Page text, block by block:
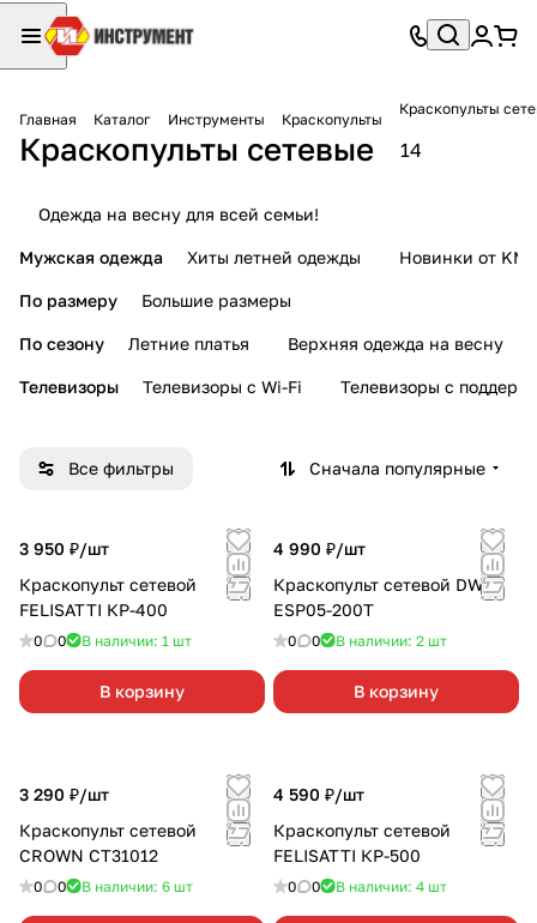
Главная Каталог Инструменты Краскопульты
Краскопульты
Краскопульты сетевые 14
Одежда на весну для всей семьи!
Мужская одежда Хиты летней одежды Новинки от KMI
По размеру Большие размеры
По сезону Летние платья Верхняя одежда на весну
Телевизоры Телевизоры с Wi-Fi Телевизоры с
Все фильтры Сначала популярные
3 950 ₽/шт
Краскопульт сетевой
FELISATTI КР-400
0 0 В наличии: 1 шт
В корзину
4 990 ₽/шт
Краскопульт сетевой DWT
ESP05-200T
0 0 В наличии: 2 шт
В корзину
3 290 ₽/шт
Краскопульт сетевой
CROWN СТ31012
0 0 В наличии: 6 шт
4 590 ₽/шт
Краскопульт сетевой
FELISATTI КР-500
0 0 В наличии: 4 шт